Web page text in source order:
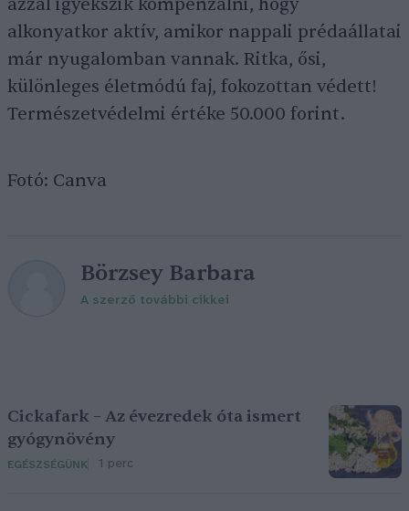
azzal igyekszik kompenzálni, hogy
alkonyatkor aktív, amikor nappali prédaállatai
már nyugalomban vannak. Ritka, ősi,
különleges életmódú faj, fokozottan védett!
Természetvédelmi értéke 50.000 forint.
Fotó: Canva
Börzsey Barbara
A szerző további cikkei
Cickafark – Az évezredek óta ismert
gyógynövény
EGÉSZSÉGÜNK 1 perc